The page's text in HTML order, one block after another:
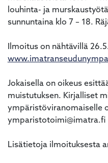
louhinta- ja
sunnuntaina klo 7 – 18.
Ilmoitus on nähtävillä
Jokaisella on oikeus
muistutuksen. Kirjalliset
ympäristöviranomaiselle
ymparistotoimi@imatra.fi
Lisätietoja ilmoituksesta